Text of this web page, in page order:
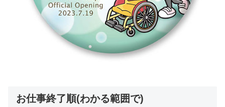
お仕事終了順(わかる範囲で)